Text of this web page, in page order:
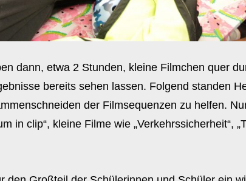
dann, etwa 2 Stunden, kleine Filmchen quer
bereits sehen lassen. Folgend standen
der Filmsequenzen zu helfen.
in clip“, kleine Filme wie „Verkehrssicherheit“,